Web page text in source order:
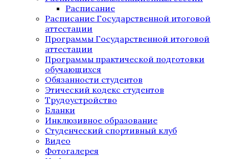
Расписание
Расписание Государственной итоговой
аттестации
Программы Государственной итоговой
аттестации
Программы практической подготовки
обучающихся
Обязанности студентов
Этический кодекс студентов
Трудоустройство
Бланки
Инклюзивное образование
Студенческий спортивный клуб
Видео
Фотогалерея